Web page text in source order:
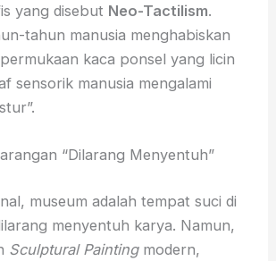
yang disebut Neo-Tactilism.
tahun manusia menghabiskan
kaca ponsel yang licin
sensorik manusia mengalami
“Dilarang Menyentuh”
museum adalah tempat suci di
menyentuh karya. Namun,
Sculptural Paintingmodern,